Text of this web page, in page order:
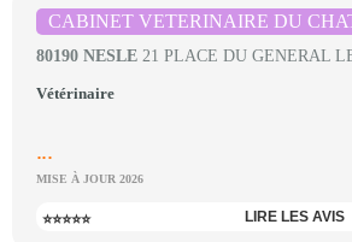
CABINET VETERINAIRE DU
80190 NESLE 21 PLACE DU GENERAL
Vétérinaire
...
MISE À JOUR 2026
⭐⭐⭐⭐⭐ LIRE LES AVIS